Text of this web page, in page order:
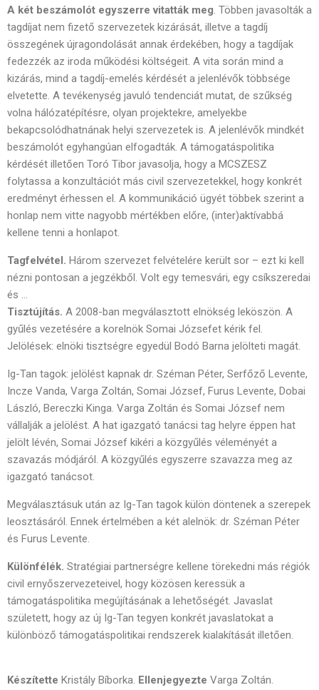
A két beszámolót egyszerre vitatták meg. Többen javasolták a
tagdíjat nem fizető szervezetek kizárását, illetve a tagdíj
összegének újragondolását annak érdekében, hogy a tagdíjak
fedezzék az iroda működési költségeit. A vita során mind a
kizárás, mind a tagdíj-emelés kérdését a jelenlévők többsége
elvetette. A tevékenység javuló tendenciát mutat, de szűkség
volna hálózatépítésre, olyan projektekre, amelyekbe
bekapcsolódhatnának helyi szervezetek is. A jelenlévők mindkét
beszámolót egyhangúan elfogadták. A támogatáspolitika
kérdését illetően Toró Tibor javasolja, hogy a MCSZESZ
folytassa a konzultációt más civil szervezetekkel, hogy konkrét
eredményt érhessen el. A kommunikáció ügyét többek szerint a
honlap nem vitte nagyobb mértékben előre, (inter)aktívabbá
kellene tenni a honlapot.
Tagfelvétel. Három szervezet felvételére került sor – ezt ki kell
nézni pontosan a jegzékből. Volt egy temesvári, egy csíkszeredai
és …
Tisztújítás. A 2008-ban megválasztott elnökség leköszön. A
gyűlés vezetésére a korelnök Somai Józsefet kérik fel.
Jelölések: elnöki tisztségre egyedül Bodó Barna jelölteti magát.
Ig-Tan tagok: jelölést kapnak dr. Széman Péter, Serfőző Levente,
Incze Vanda, Varga Zoltán, Somai József, Furus Levente, Dobai
László, Bereczki Kinga. Varga Zoltán és Somai József nem
vállalják a jelölést. A hat igazgató tanácsi tag helyre éppen hat
jelölt lévén, Somai József kikéri a közgyűlés véleményét a
szavazás módjáról. A közgyűlés egyszerre szavazza meg az
igazgató tanácsot.
Megválasztásuk után az Ig-Tan tagok külön döntenek a szerepek
leosztásáról. Ennek értelmében a két alelnök: dr. Széman Péter
és Furus Levente.
Különfélék. Stratégiai partnerségre kellene törekedni más régiók
civil ernyőszervezeteivel, hogy közösen keressük a
támogatáspolitika megújításának a lehetőségét. Javaslat
született, hogy az új Ig-Tan tegyen konkrét javaslatokat a
különböző támogatáspolitikai rendszerek kialakítását illetően.
Készítette Kristály Bíborka. Ellenjegyezte Varga Zoltán.